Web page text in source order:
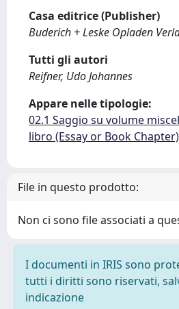
Casa editrice (Publisher)
Buderich + Leske Opladen
Tutti gli autori
Reifner, Udo Johannes
Appare nelle tipologie:
02.1 Saggio su volume
libro (Essay or Book Chapter)
File in questo prodotto:
Non ci sono file associati a
I documenti in IRIS sono
tutti i diritti sono riservati,
indicazione